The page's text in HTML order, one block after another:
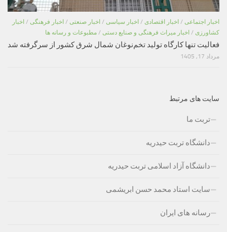
اخبار اجتماعی / اخبار اقتصادی / اخبار سیاسی / اخبار صنعتی / اخبار فرهنگی / اخبار
کشاورزی / اخبار میراث فرهنگی و صنایع دستی / مطبوعات و رسانه ها
فعالیت تنها کارگاه تولید تخم‌نوغان شمال شرق کشور از سرگرفته شد
مرداد 17, 1405
سایت های مرتبط
تربت ما
دانشگاه تربت حیدریه
دانشگاه آزاد اسلامی تربت حیدریه
سایت استاد محمد حسن ابریشمی
رسانه های ایران